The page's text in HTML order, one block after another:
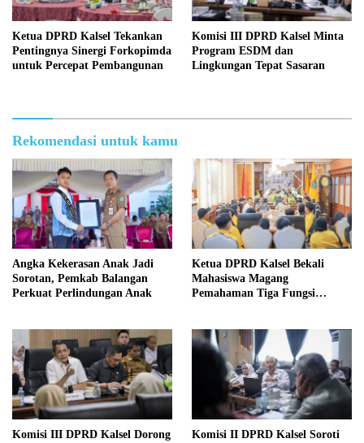
Ketua DPRD Kalsel Tekankan
Pentingnya Sinergi Forkopimda
untuk Percepat Pembangunan
Komisi III DPRD Kalsel Minta
Program ESDM dan
Lingkungan Tepat Sasaran
Rekomendasi untuk kamu
Angka Kekerasan Anak Jadi
Sorotan, Pemkab Balangan
Perkuat Perlindungan Anak
Ketua DPRD Kalsel Bekali
Mahasiswa Magang
Pemahaman Tiga Fungsi
Komisi III DPRD Kalsel Dorong
Komisi II DPRD Kalsel Soroti